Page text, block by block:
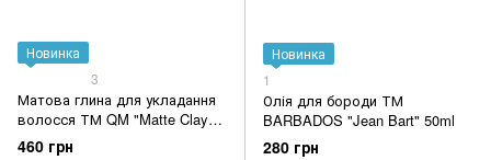
Новинка
3
Матова глина для укладання
волосся ТМ QM "Matte Clay"
100 мл
460 грн
Новинка
1
Олія для бороди ТМ
BARBADOS "Jean Bart" 50ml
280 грн